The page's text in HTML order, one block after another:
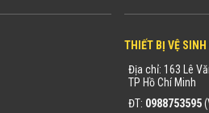
THIẾT BỊ VỆ SINH
Địa chỉ: 163 Lê
TP Hồ Chí Minh
ĐT: 0988753595